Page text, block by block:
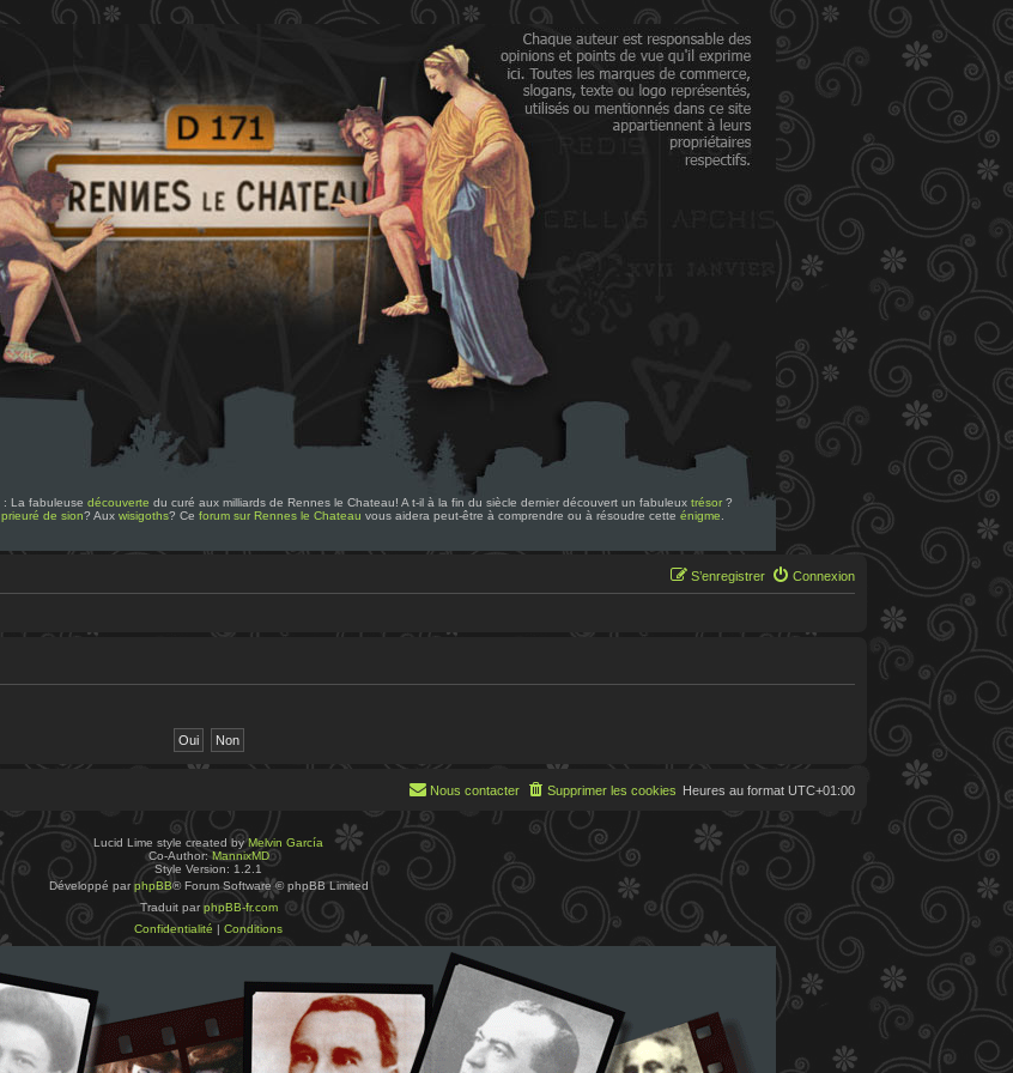
: La fabuleuse découverte du curé aux milliards de Rennes le Chateau! A t-il à la fin du siècle dernier découvert un fabuleux trésor ?
prieuré de sion? Aux wisigoths? Ce forum sur Rennes le Chateau vous aidera peut-être à comprendre ou à résoudre cette énigme
Connexion
S’enregistrer
Heures au format UTC+01:00
Supprimer les cookies
Nous contacter
Lucid Lime style created byMelvin García
Co-Author:MannixMD
Style Version: 1.2.1
Développé par phpBB® Forum Software © phpBB Limited
Traduit par phpBB-fr.com
Confidentialité | Conditions